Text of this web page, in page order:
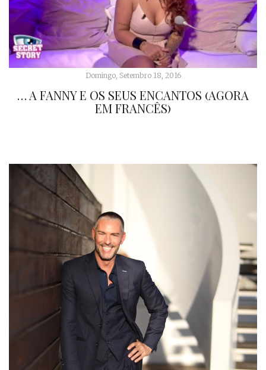
Domingo, Setembro 18, 2016
… A FANNY E OS SEUS ENCANTOS (AGORA
EM FRANCÊS)